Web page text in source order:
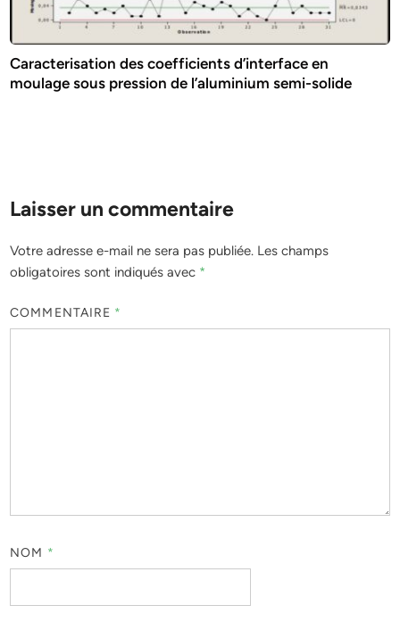
Caracterisation des coefficients d’interface en
moulage sous pression de l’aluminium semi-solide
Laisser un commentaire
Votre adresse e-mail ne sera pas publiée. Les champs
obligatoires sont indiqués avec *
COMMENTAIRE *
NOM *